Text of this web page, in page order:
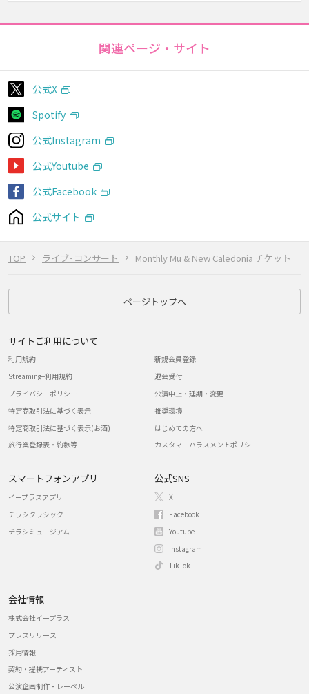
TOP ライブ･コンサート Monthly Mu & New Caledonia チケット
関連ページ・サイト
公式X
Spotify
公式Instagram
公式Youtube
公式Facebook
公式サイト
ページトップへ
サイトご利用について
利用規約
Streaming+利用規約
プライバシーポリシー
特定商取引法に基づく表示
特定商取引法に基づく表示(お酒)
旅行業登録表・約款等
新規会員登録
退会受付
公演中止・延期・変更
推奨環境
はじめての方へ
カスタマーハラスメントポリシー
スマートフォンアプリ
イープラスアプリ
チラシクラシック
チラシミュージアム
公式SNS
X
Facebook
Youtube
Instagram
TikTok
会社情報
株式会社イープラス
プレスリリース
採用情報
契約・提携アーティスト
公演企画制作・レーベル